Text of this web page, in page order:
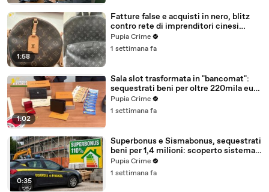
1:58
Fatture false e acquisti in nero, blitz
contro rete di imprenditori cinesi
sequestri per 8,5 milioni (29.07.26)
Pupia Crime
1 settimana fa
1:02
Sala slot trasformata in "bancomat":
sequestrati beni per oltre 220mila euro
a due coniugi (29.07.26)
Pupia Crime
1 settimana fa
0:35
Superbonus e Sismabonus, sequestrati
beni per 1,4 milioni: scoperto sistema
con false abitazioni (29.07.26)
Pupia Crime
1 settimana fa